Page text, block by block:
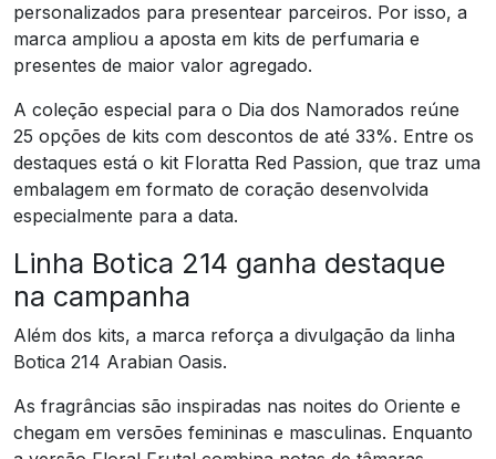
personalizados para presentear parceiros. Por isso, a
marca ampliou a aposta em kits de perfumaria e
presentes de maior valor agregado.
A coleção especial para o Dia dos Namorados reúne
25 opções de kits com descontos de até 33%. Entre os
destaques está o kit Floratta Red Passion, que traz uma
embalagem em formato de coração desenvolvida
especialmente para a data.
Linha Botica 214 ganha destaque
na campanha
Além dos kits, a marca reforça a divulgação da linha
Botica 214 Arabian Oasis.
As fragrâncias são inspiradas nas noites do Oriente e
chegam em versões femininas e masculinas. Enquanto